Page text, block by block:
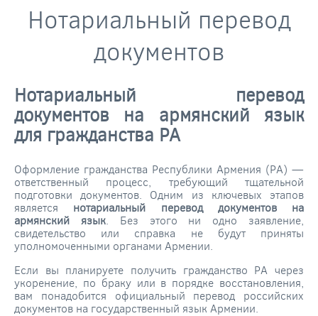
Нотариальный перевод
документов
Нотариальный перевод
документов на армянский язык
для гражданства РА
Оформление гражданства Республики Армения (РА) —
ответственный процесс, требующий тщательной
подготовки документов. Одним из ключевых этапов
является нотариальный перевод документов на
армянский язык. Без этого ни одно заявление,
свидетельство или справка не будут приняты
уполномоченными органами Армении.
Если вы планируете получить гражданство РА через
укоренение, по браку или в порядке восстановления,
вам понадобится официальный перевод российских
документов на государственный язык Армении.